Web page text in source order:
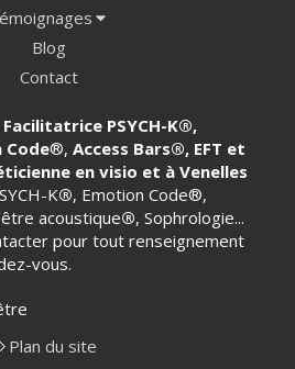
Blog
Contact
Facilitatrice PSYCH-K®,
Code®, Access Bars®, EFT et
en visio et à Venelles
K®, Emotion Code®,
acoustique®, Sophrologie...
pour tout renseignement
vous.
Plan du site